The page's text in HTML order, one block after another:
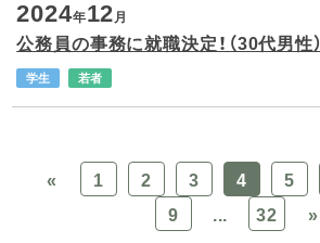
2024年12月
公務員の事務に就職決定！（30代男性）
学生 若者
« 1 2 3 4 5
9
... 32 »